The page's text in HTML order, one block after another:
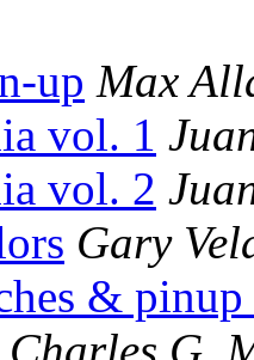
up Max
vol. 1
vol. 2
Gary
& pinup
Charles G.